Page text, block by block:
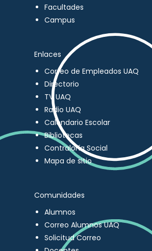
Facultades
Campus
Enlaces
Correo de Empleados UAQ
Directorio
TV UAQ
Radio UAQ
Calendario Escolar
Bibliotecas
Contraloría Social
Mapa de sitio
Comunidades
Alumnos
Correo Alumnos UAQ
Solicitud Correo